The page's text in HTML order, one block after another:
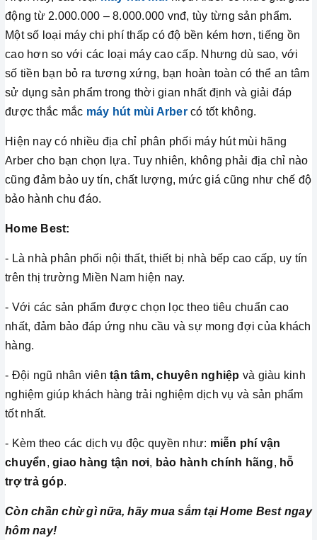
động từ 2.000.000 – 8.000.000 vnđ, tùy từng sản phẩm.
Một số loại máy chi phí thấp có độ bền kém hơn, tiếng ồn
cao hơn so với các loại máy cao cấp. Nhưng dù sao, với
số tiền bạn bỏ ra tương xứng, bạn hoàn toàn có thể an tâm
sử dụng sản phẩm trong thời gian nhất định và giải đáp
được thắc mắc máy hút mùi Arbercó tốt không.
Hiện nay có nhiều địa chỉ phân phối máy hút mùi hãng
Arber cho bạn chọn lựa. Tuy nhiên, không phải địa chỉ nào
cũng đảm bảo uy tín, chất lượng, mức giá cũng như chế độ
bảo hành chu đáo.
Home Best:
- Là nhà phân phối nội thất, thiết bị nhà bếp cao cấp, uy tín
trên thị trường Miền Nam hiện nay.
- Với các sản phẩm được chọn lọc theo tiêu chuẩn cao
nhất, đảm bảo đáp ứng nhu cầu và sự mong đợi của khách
hàng.
- Đội ngũ nhân viên tận tâm, chuyên nghiệp và giàu kinh
nghiệm giúp khách hàng trải nghiệm dịch vụ và sản phẩm
tốt nhất.
- Kèm theo các dịch vụ độc quyền như: miễn phí vận
chuyển, giao hàng tận nơi, bảo hành chính hãng, hỗ
trợ trả góp.
Còn chần chừ gì nữa, hãy mua sắm tại Home Best ngay
hôm nay!